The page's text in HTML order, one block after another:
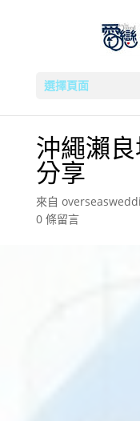
選擇頁面
沖繩瀨
分享
來自
0 條留言